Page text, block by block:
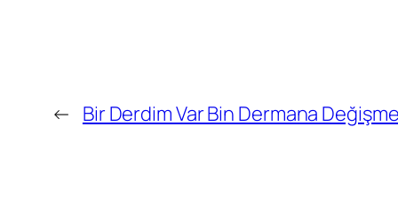
← Bir Derdim Var Bin Dermana